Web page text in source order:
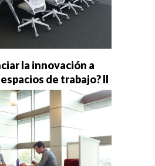
la innovación a
de trabajo? II